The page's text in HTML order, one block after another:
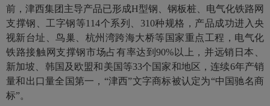
前，津西集团主导产品已形成H型钢、钢板桩、电气化铁路网
支撑钢、工字钢等114个系列、310种规格，产品成功进入央
视新台址、鸟巢、杭州湾跨海大桥等国家重点工程，电气化
铁路接触网支撑钢市场占有率达到90%以上，并远销日本、
新加坡、韩国及欧盟和美国等33个国家和地区，连续6年产销
量和出口量全国第一，“津西”文字商标被认定为“中国驰名商
标”。